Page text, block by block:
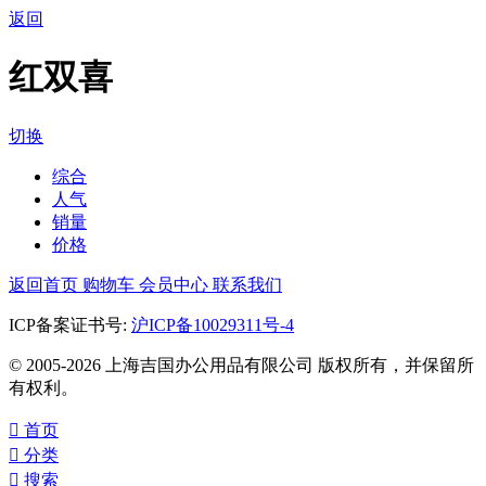
返回
红双喜
切换
综合
人气
销量
价格
返回首页 购物车 会员中心 联系我们
ICP备案证书号: 沪ICP备10029311号-4
© 2005-2026 上海吉国办公用品有限公司 版权所有，并保留所
有权利。
 首页
 分类
 搜索